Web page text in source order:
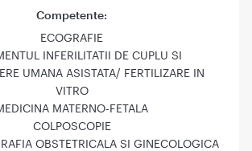
Competente:
ECOGRAFIE
INFERILITATII DE CUPLU SI
UMANA ASISTATA/ FERTILIZARE IN
VITRO
MATERNO-FETALA
COLPOSCOPIE
OBSTETRICALA SI GINECOLOGICA